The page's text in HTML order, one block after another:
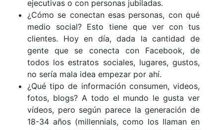
ejecutivas o con personas jubiladas.
¿Cómo se conectan esas personas, con qué
medio social? Esto tiene que ver con tus
clientes. Hoy en día, dada la cantidad de
gente que se conecta con Facebook, de
todos los estratos sociales, lugares, gustos,
no sería mala idea empezar por ahí.
¿Qué tipo de información consumen, videos,
fotos, blogs? A todo el mundo le gusta ver
vídeos, pero según parece la generación de
18-34 años (millennials, como los llaman en